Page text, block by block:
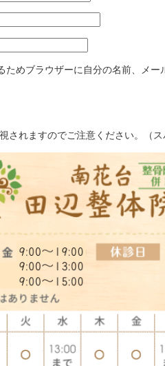
ためブラウザーに自分の名前、メー
されますのでご注意ください。（